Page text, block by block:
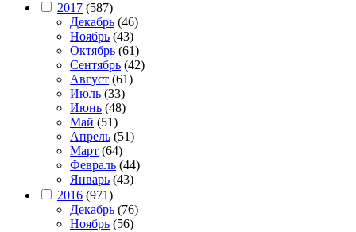
2017 (587)
Декабрь (46)
Ноябрь (43)
Октябрь (61)
Сентябрь (42)
Август (61)
Июль (33)
Июнь (48)
Май (51)
Апрель (51)
Март (64)
Февраль (44)
Январь (43)
2016 (971)
Декабрь (76)
Ноябрь (56)